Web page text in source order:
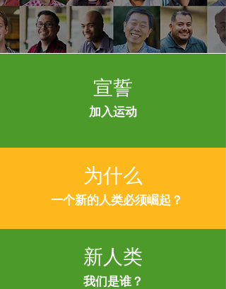
宣誓
加入运动
为什么
一个新的人类必须崛起？
新人类
我们是谁？